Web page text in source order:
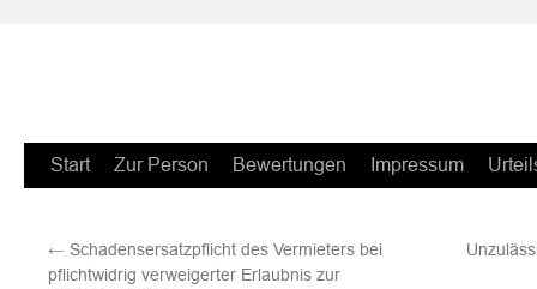
Zum
springen
Start Zur Person Bewertungen Impressum
← Schadensersatzpflicht des Vermieters bei
pflichtwidrig verweigerter Erlaubnis zur